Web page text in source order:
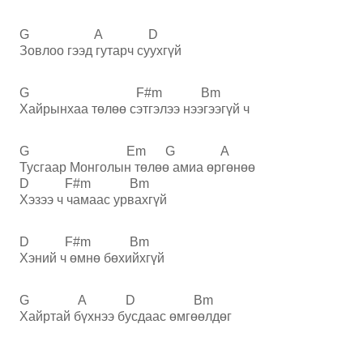
G A D
Зовлоо гээд гутарч суухгүй
G F#m Bm
Хайрынхаа төлөө сэтгэлээ нээгээгүй ч
G Em G A
Тусгаар Монголын төлөө амиа өргөнөө
D F#m Bm
Хэзээ ч чамаас урвахгүй
D F#m Bm
Хэний ч өмнө бөхийхгүй
G A D Bm
Хайртай бүхнээ бусдаас өмгөөлдөг